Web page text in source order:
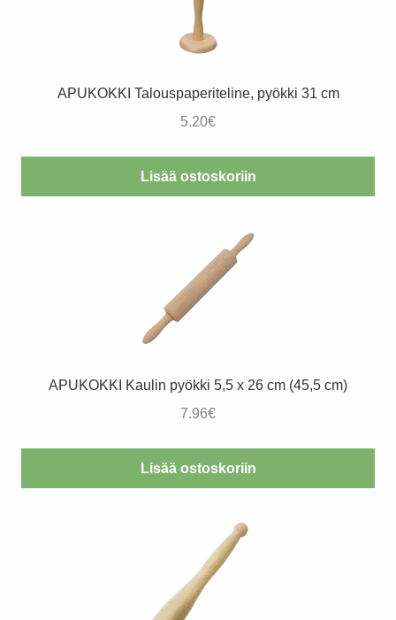
APUKOKKI Talouspaperiteline, pyökki 31 cm
5.20€
Lisää ostoskoriin
APUKOKKI Kaulin pyökki 5,5 x 26 cm (45,5 cm)
7.96€
Lisää ostoskoriin